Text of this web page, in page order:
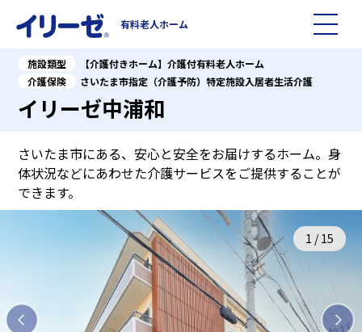
有料老人ホーム
施設を探す
イリーゼについて
イリーゼについて
有料老人ホームイリーゼとは
イリーゼが選ばれる理由
一日の流れ
入居までの流れ
よくある質問
知っておきたい介護の知識
施設類型
【介護付きホーム】介護付有料老人ホーム
介護保険
さいたま市指定（介護予防）特定施設入居者生活介護
イリーゼ中浦和
さいたま市にある、安心と安全をお届けするホーム。身
体状況などにあわせた介護サービスをご提供することが
できます。
1 /15